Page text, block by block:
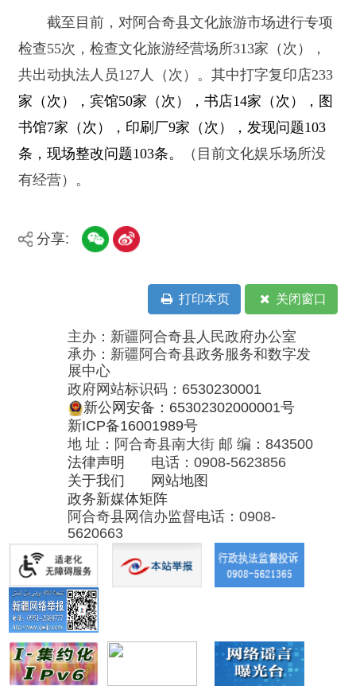
有经营）。
分享:
打印本页 关闭窗口
主办：新疆阿合奇县人民政府办公室
承办：新疆阿合奇县政务服务和数字发
新公网安备：65302302000001号
新ICP备16001989号
电话：0908-5623856
网站地图
政务新媒体矩阵
阿合奇县网信办监督电话：0908-
5620663